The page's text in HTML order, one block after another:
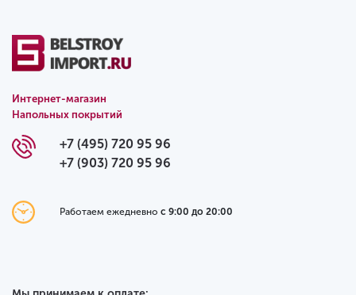
Интернет-магазин
Напольных покрытий
+7 (495) 720 95 96
+7 (903) 720 95 96
Работаем ежедневно с 9:00 до 20:00